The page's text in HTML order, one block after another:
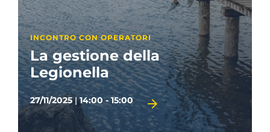
INCONTRO CON OPERATORI
La gestione della
Legionella
27/11/2025|14:00 - 15:00